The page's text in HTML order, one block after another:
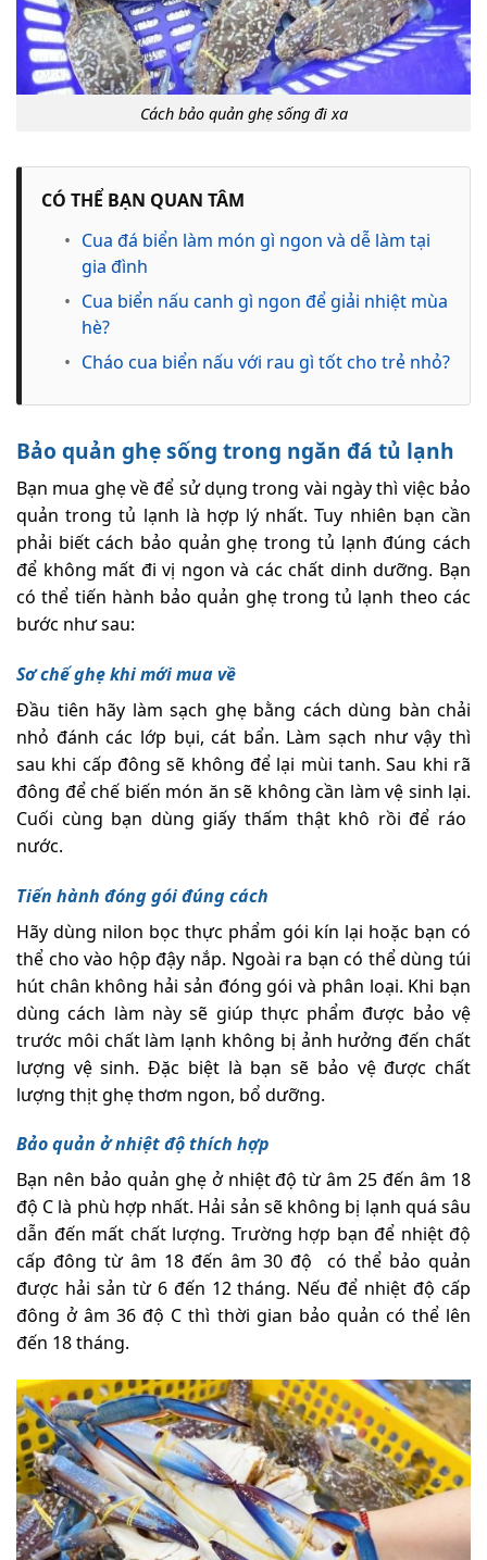
Cách bảo quản ghẹ sống đi xa
CÓ THỂ BẠN QUAN TÂM
• Cua đá biển làm món gì ngon và dễ làm tại
gia đình
• Cua biển nấu canh gì ngon để giải nhiệt mùa
hè?
• Cháo cua biển nấu với rau gì tốt cho trẻ nhỏ?
Bảo quản ghẹ sống trong ngăn đá tủ lạnh
Bạn mua ghẹ về để sử dụng trong vài ngày thì việc bảo
quản trong tủ lạnh là hợp lý nhất. Tuy nhiên bạn cần
phải biết cách bảo quản ghẹ trong tủ lạnh đúng cách
để không mất đi vị ngon và các chất dinh dưỡng. Bạn
có thể tiến hành bảo quản ghẹ trong tủ lạnh theo các
bước như sau:
Sơ chế ghẹ khi mới mua về
Đầu tiên hãy làm sạch ghẹ bằng cách dùng bàn chải
nhỏ đánh các lớp bụi, cát bẩn. Làm sạch như vậy thì
sau khi cấp đông sẽ không để lại mùi tanh. Sau khi rã
đông để chế biến món ăn sẽ không cần làm vệ sinh lại.
Cuối cùng bạn dùng giấy thấm thật khô rồi để ráo
nước.
Tiến hành đóng gói đúng cách
Hãy dùng nilon bọc thực phẩm gói kín lại hoặc bạn có
thể cho vào hộp đậy nắp. Ngoài ra bạn có thể dùng túi
hút chân không hải sản đóng gói và phân loại. Khi bạn
dùng cách làm này sẽ giúp thực phẩm được bảo vệ
trước môi chất làm lạnh không bị ảnh hưởng đến chất
lượng vệ sinh. Đặc biệt là bạn sẽ bảo vệ được chất
lượng thịt ghẹ thơm ngon, bổ dưỡng.
Bảo quản ở nhiệt độ thích hợp
Bạn nên bảo quản ghẹ ở nhiệt độ từ âm 25 đến âm 18
độ C là phù hợp nhất. Hải sản sẽ không bị lạnh quá sâu
dẫn đến mất chất lượng. Trường hợp bạn để nhiệt độ
cấp đông từ âm 18 đến âm 30 độ có thể bảo quản
được hải sản từ 6 đến 12 tháng. Nếu để nhiệt độ cấp
đông ở âm 36 độ C thì thời gian bảo quản có thể lên
đến 18 tháng.